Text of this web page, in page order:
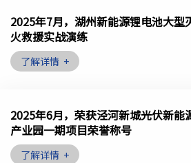
2025年7月，湖州新能源锂电池大型
火救援实战演练
了解详情 +
2025年6月，荣获泾河新城光伏新能
产业园一期项目荣誉称号
了解详情 +